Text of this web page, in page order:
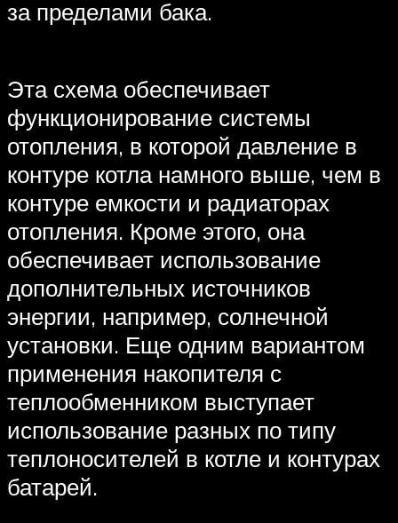
за пределами бака.
Эта схема обеспечивает
функционирование системы
отопления, в которой давление в
контуре котла намного выше, чем в
контуре емкости и радиаторах
отопления. Кроме этого, она
обеспечивает использование
дополнительных источников
энергии, например, солнечной
установки. Еще одним вариантом
применения накопителя с
теплообменником выступает
использование разных по типу
теплоносителей в котле и контурах
батарей.